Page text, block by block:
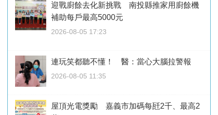
迎戰廚餘去化新挑戰 南投縣推家用廚餘機
補助每戶最高5000元
2026-08-05 17:23
連玩笑都聽不懂！ 醫：當心大腦拉警報
2026-08-05 11:35
屋頂光電獎勵 嘉義市加碼每瓩2千、最高2